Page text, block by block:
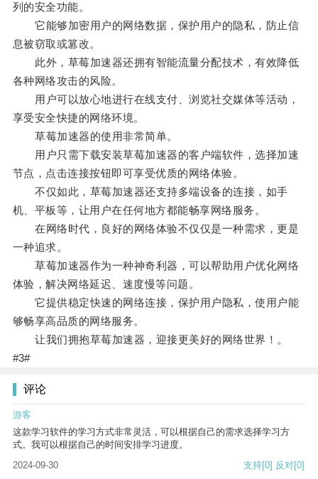
列的安全功能。
它能够加密用户的网络数据，保护用户的隐私，防止信
息被窃取或篡改。
此外，草莓加速器还拥有智能流量分配技术，有效降低
各种网络攻击的风险。
用户可以放心地进行在线支付、浏览社交媒体等活动，
享受安全快捷的网络环境。
草莓加速器的使用非常简单。
用户只需下载安装草莓加速器的客户端软件，选择加速
节点，点击连接按钮即可享受优质的网络体验。
不仅如此，草莓加速器还支持多端设备的连接，如手
机、平板等，让用户在任何地方都能畅享网络服务。
在网络时代，良好的网络体验不仅仅是一种需求，更是
一种追求。
草莓加速器作为一种神奇利器，可以帮助用户优化网络
体验，解决网络延迟、速度慢等问题。
它提供稳定快速的网络连接，保护用户隐私，使用户能
够畅享高品质的网络服务。
让我们拥抱草莓加速器，迎接更美好的网络世界！。
#3#
评论
游客
这款学习软件的学习方式非常灵活，可以根据自己的需求选择学习方
式。我可以根据自己的时间安排学习进度。
2024-09-30
支持[0] 反对[0]